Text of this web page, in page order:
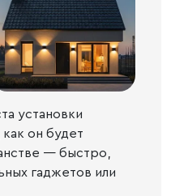
установки
он будет
— быстро,
гаджетов или